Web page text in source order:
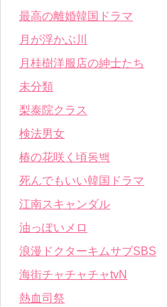
最高の離婚韓国ドラマ
月が浮かぶ川
月桂樹洋服店の紳士たち
未分類
梨泰院クラス
検法男女
椿の花咲く頃동백
死んでもいい韓国ドラマ
江南スキャンダル
油っぽいメロ
浪漫ドクターキムサブSBS
海街チャチャチャtvN
熱血司祭